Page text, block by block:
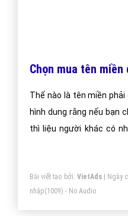
Chọn mua tên
Thế nào là tên miền
hình dung rằng nếu bạn
thì liệu người khác có
Bài viết tạo bởi: VietAds| Ngày
nhập(1009) - No Audio